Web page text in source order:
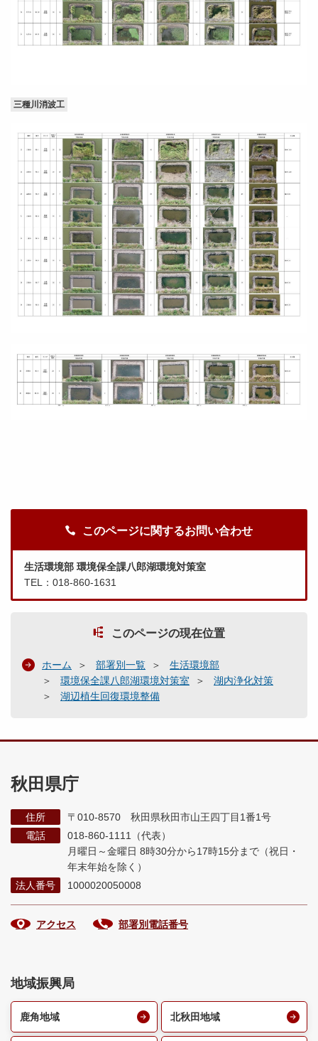
三種川消波工
このページに関するお問い合わせ
生活環境部 環境保全課八郎湖環境対策室
TEL：018-860-1631
このページの現在位置
ホーム 部署別一覧
生活環境部
環境保全課八郎湖環境対策室
湖内浄化対策
湖辺植生回復環境整備
秋田県庁
住所
〒010-8570 秋田県秋田市山王四丁目1番1号
電話
018-860-1111（代表）
月曜日～金曜日 8時30分から17時15分まで （祝日・
年末年始を除く）
法人番号
1000020050008
アクセス 部署別電話番号
地域振興局
鹿角地域 北秋田地域